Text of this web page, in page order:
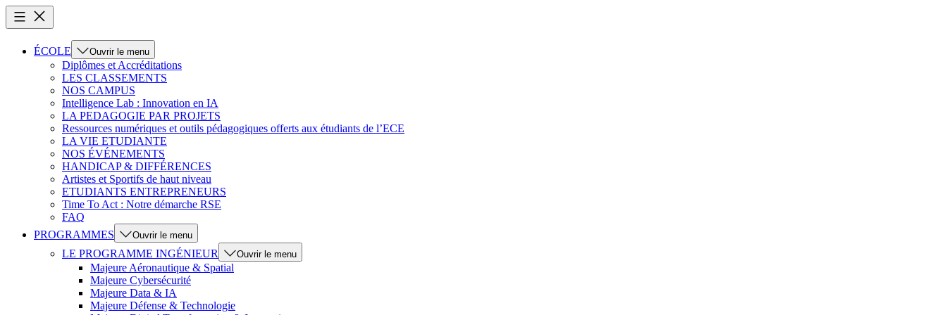
ÉCOLE Ouvrir le menu
Diplômes et Accréditations
LES CLASSEMENTS
NOS CAMPUS
Intelligence Lab : Innovation en IA
LA PEDAGOGIE PAR PROJETS
Ressources numériques et outils pédagogiques offerts aux étudiants de l’ECE
LA VIE ETUDIANTE
NOS ÉVÉNEMENTS
HANDICAP & DIFFÉRENCES
Artistes et Sportifs de haut niveau
ETUDIANTS ENTREPRENEURS
Time To Act : Notre démarche RSE
FAQ
PROGRAMMES
Ouvrir le menu
LE PROGRAMME INGÉNIEUR Ouvrir le menu
Majeure Aéronautique & Spatial
Majeure Cybersécurité
Majeure Data & IA
Majeure Défense & Technologie